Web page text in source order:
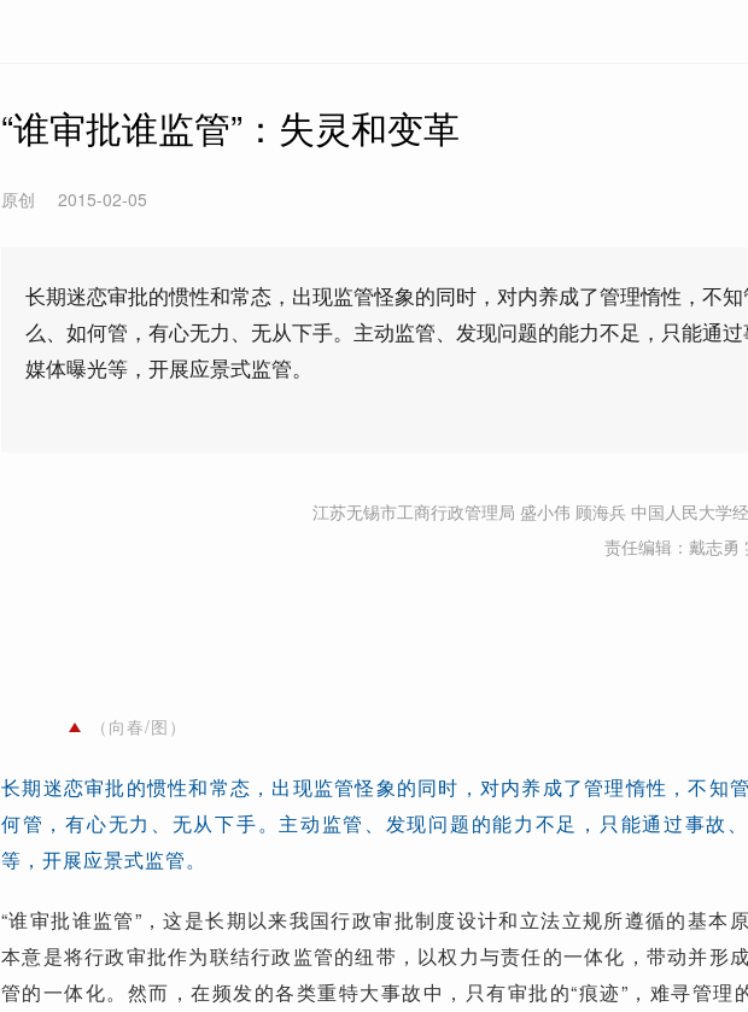
“谁审批谁监管”：失灵和变革
原创 2015-02-05
长期迷恋审批的惯性和常态，出现监管怪象的同时，对内养成了管理惰性，不
么、如何管，有心无力、无从下手。主动监管、发现问题的能力不足，只能通
媒体曝光等，开展应景式监管。
江苏无锡市工商行政管理局 盛小伟 顾海兵 中国人民大学
责任编辑：戴志勇
（向春/图）
长期迷恋审批的惯性和常态，出现监管怪象的同时，对内养成了管理惰性，不知
何管，有心无力、无从下手。主动监管、发现问题的能力不足，只能通过事故
等，开展应景式监管。
“谁审批谁监管”，这是长期以来我国行政审批制度设计和立法立规所遵循的基本
本意是将行政审批作为联结行政监管的纽带，以权力与责任的一体化，带动并形
管的一体化。然而，在频发的各类重特大事故中，只有审批的“痕迹”，难寻管理